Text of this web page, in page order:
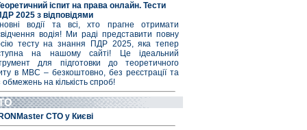
іспит на права онлайн. Тести
2025 з відповідями
водії та всі, хто прагне отримати
водія! Ми раді представити повну
тесту на знання ПДР 2025, яка тепер
на нашому сайті! Це ідеальний
для підготовки до теоретичного
в МВС – безкоштовно, без реєстрації та
обмежень на кількість спроб!
IRONMaster СТО у Києві